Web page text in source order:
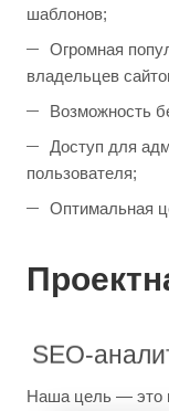
шаблонов;
Огромная
владельцев
Возможность
Доступ для
пользователя;
Оптимальная
Наша цель — это